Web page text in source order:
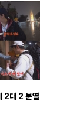
2대 2 분열